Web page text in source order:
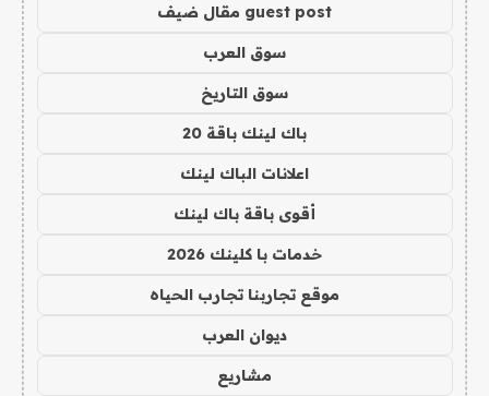
guest post مقال ضيف
سوق العرب
سوق التاريخ
باك لينك باقة 20
اعلانات الباك لينك
أقوى باقة باك لينك
خدمات با كلينك 2026
موقع تجاربنا تجارب الحياه
ديوان العرب
مشاريع